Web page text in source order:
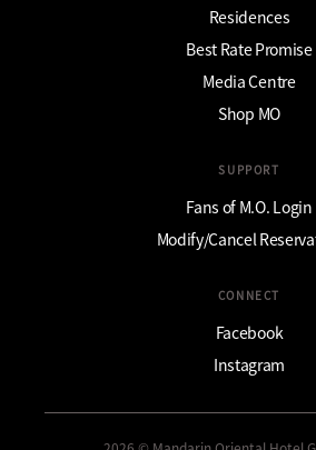
Residences
Best Rate Promise
Media Centre
Shop MO
SUPPORT
Fans of M.O. Login
Modify/Cancel
CONNECT
Facebook
Instagram